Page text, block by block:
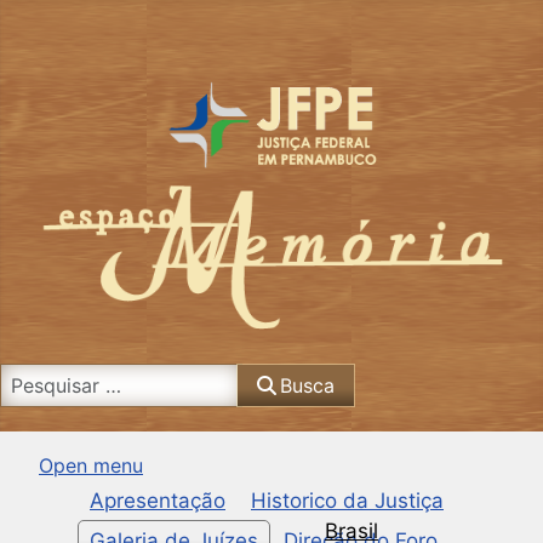
Busca
Open menu
Apresentação
Historico da Justiça
Brasil